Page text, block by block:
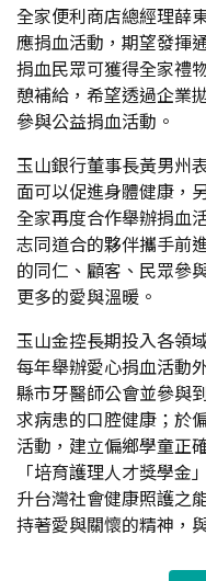
全家便利商店總經理薛
應捐血活動，期望發揮
捐血民眾可獲得全家禮
憩補給，希望透過企業
參與公益捐血活動。
玉山銀行董事長黃男州
面可以促進身體健康，
全家再度合作舉辦捐血
志同道合的夥伴攜手前
的同仁、顧客、民眾參
更多的愛與溫暖。
玉山金控長期投入各領
每年舉辦愛心捐血活動
縣市牙醫師公會並參與
求病患的口腔健康；於
活動，建立偏鄉學童正
「培育護理人才獎學
升台灣社會健康照護之
持著愛與關懷的精神，